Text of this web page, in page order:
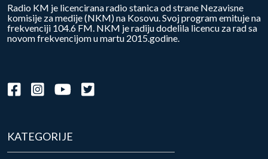
Radio KM je licencirana radio stanica od strane Nezavisne
komisije za medije (NKM) na Kosovu. Svoj program emituje na
frekvenciji 104.6 FM. NKM je radiju dodelila licencu za rad sa
novom frekvencijom u martu 2015.godine.
KATEGORIJE